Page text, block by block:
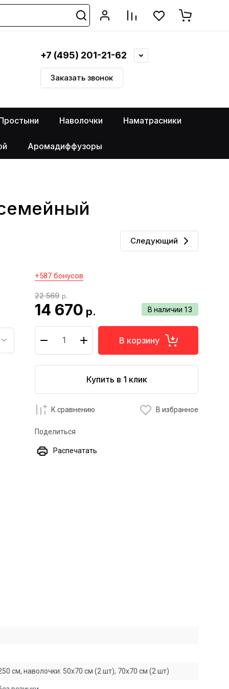
+7 (495) 201-21-62
Заказать звонок
Наволочки Наматрасники
Аромадиффузоры
Следующий
+587 бонусов
В наличии 13
22 569 р.
14 670 р.
В корзину
Купить в 1 клик
К сравнению В избранное
Поделиться
Распечатать
см, наволочки: 50х70 см (2 шт), 70х70 см (2 шт)